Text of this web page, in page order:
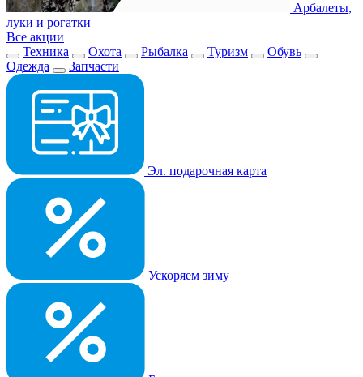
Арбалеты,
луки и рогатки
Все акции
Техника
Охота Рыбалка Туризм
Обувь
Одежда
Запчасти
Эл. подарочная карта
Ускоряем зиму